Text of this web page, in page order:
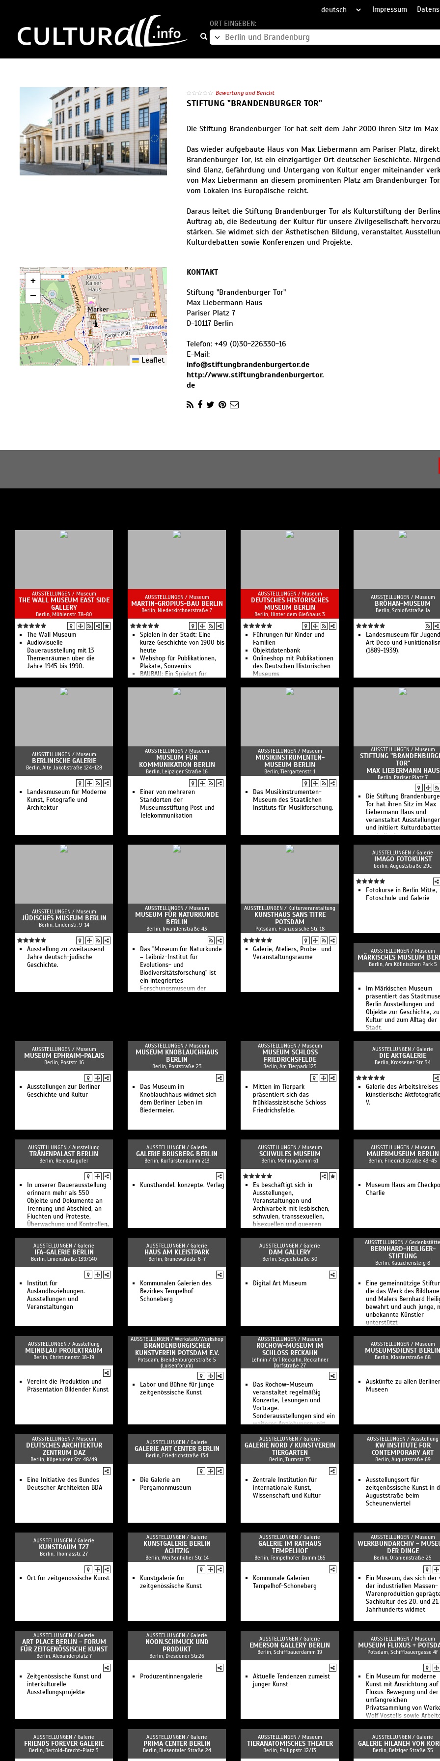
Impressum
ORT EINGEBEN:
Bewertung und Bericht
STIFTUNG "BRANDENBURGER TOR"
Die Stiftung Brandenburger Tor hat seit dem Jahr 2000 ihren Sitz im Max
Das wieder aufgebaute Haus von Max Liebermann am Pariser Platz,
Brandenburger Tor, ist ein einzigartiger Ort deutscher Geschichte.
sind Glanz, Gefährdung und Untergang von Kultur enger miteinander
von Max Liebermann an diesem prominenten Platz am Brandenburger
vom Lokalen ins Europäische reicht.
Daraus leitet die Stiftung Brandenburger Tor als Kulturstiftung der
Auftrag ab, die Bedeutung der Kultur für unsere Zivilgesellschaft
stärken. Sie widmet sich der Ästhetischen Bildung, veranstaltet
Kulturdebatten sowie Konferenzen und Projekte.
+
−
Leaflet
KONTAKT
Stiftung "Brandenburger Tor"
Max Liebermann Haus
Pariser Platz 7
D-10117 Berlin
Telefon: +49 (0)30-226330-16
E-Mail:
info@stiftungbrandenburgertor.de
http://www.stiftungbrandenburgertor.
de
AUSSTELLUNGEN / Museum
THE WALL MUSEUM EAST SIDE
GALLERY
Berlin, Mühlenstr. 78-80
The Wall Museum
Audiovisuelle
Dauerausstellung mit 13
Themenräumen über die
Jahre 1945 bis 1990.
AUSSTELLUNGEN / Museum
MARTIN-GROPIUS-BAU BERLIN
Berlin, Niederkirchnerstraße 7
Spielen in der Stadt: Eine
kurze Geschichte von 1900 bis
heute
Webshop für Publikationen,
Plakate, Souvenirs
BAUBAU: Ein Spielort für
Außergewöhnliche
Themenausstellungen zur
AUSSTELLUNGEN / Museum
DEUTSCHES HISTORISCHES
MUSEUM BERLIN
Berlin, Hinter dem Gießhaus 3
Führungen für Kinder und
Familien
Objektdatenbank
Onlineshop mit Publikationen
des Deutschen Historischen
Museums
Museum ist Deutschlands
AUSSTELLUNGEN / Museum
BRÖHAN-MUSEUM
Berlin, Schloßstraße 1a
Landesmuseum für
Art Deco und
(1889-1939).
AUSSTELLUNGEN / Museum
BERLINISCHE GALERIE
Berlin, Alte Jakobstraße 124-128
Landesmuseum für Moderne
Kunst, Fotografie und
Architektur
AUSSTELLUNGEN / Museum
MUSEUM FÜR
KOMMUNIKATION BERLIN
Berlin, Leipziger Straße 16
Einer von mehreren
Standorten der
Museumsstiftung Post und
Telekommunikation
AUSSTELLUNGEN / Museum
MUSIKINSTRUMENTEN-
MUSEUM BERLIN
Berlin, Tiergartenstr. 1
Das Musikinstrumenten-
Museum des Staatlichen
Instituts für Musikforschung.
AUSSTELLUNGEN / Museum
STIFTUNG
TOR"
MAX LIEBERMANN HAUS
Berlin, Pariser Platz 7
Die Stiftung
Tor hat ihren Sitz im Max
Liebermann Haus und
veranstaltet
und initiiert
sowie Konferenzen und
Projekte.
AUSSTELLUNGEN / Museum
JÜDISCHES MUSEUM BERLIN
Berlin, Lindenstr. 9-14
Ausstellung zu zweitausend
Jahre deutsch-jüdische
Geschichte.
AUSSTELLUNGEN / Museum
MUSEUM FÜR NATURKUNDE
BERLIN
Berlin, Invalidenstraße 43
Das "Museum für Naturkunde
– Leibniz-Institut für
Evolutions- und
Biodiversitätsforschung" ist
ein integriertes
Forschungsmuseum der
AUSSTELLUNGEN / Kulturveranstaltung
KUNSTHAUS SANS TITRE
POTSDAM
Potsdam, Französische Str. 18
Galerie, Ateliers, Probe- und
Veranstaltungsräume
AUSSTELLUNGEN / Galerie
IMAGO FOTOKUNST
berlin, Auguststraße 29c
Fotokurse in Berlin Mitte,
Fotoschule und Galerie
AUSSTELLUNGEN / Museum
MÄRKISCHES MUSEUM
Berlin, Am Köllnischen Park 5
Im Märkischen Museum
präsentiert das
Berlin Ausstellungen und
Objekte zur Geschichte,
Kultur und zum Alltag der
Stadt.
AUSSTELLUNGEN / Museum
MUSEUM EPHRAIM-PALAIS
Berlin, Poststr. 16
Ausstellungen zur Berliner
Geschichte und Kultur
AUSSTELLUNGEN / Museum
MUSEUM KNOBLAUCHHAUS
BERLIN
Berlin, Poststraße 23
Das Museum im
Knoblauchhaus widmet sich
dem Berliner Leben im
Biedermeier.
AUSSTELLUNGEN / Museum
MUSEUM SCHLOSS
FRIEDRICHSFELDE
Berlin, Am Tierpark 125
Mitten im Tierpark
präsentiert sich das
frühklassizistische Schloss
Friedrichsfelde.
AUSSTELLUNGEN / Galerie
DIE AKTGALERIE
Berlin, Krossener Str. 34
Galerie des Arbeitskreises
künstlerische
V.
AUSSTELLUNGEN / Ausstellung
TRÄNENPALAST BERLIN
Berlin, Reichstagufer
In unserer Dauerausstellung
erinnern mehr als 550
Objekte und Dokumente an
Trennung und Abschied, an
Fluchten und Proteste,
Überwachung und Kontrollen.
AUSSTELLUNGEN / Galerie
GALERIE BRUSBERG BERLIN
Berlin, Kurfürstendamm 213
Kunsthandel. konzepte. Verlag
AUSSTELLUNGEN / Museum
SCHWULES MUSEUM
Berlin, Mehringdamm 61
Es beschäftigt sich in
Ausstellungen,
Veranstaltungen und
Archivarbeit mit lesbischen,
schwulen, transsexuellen,
bisexuellen und queeren
und Konzepten in Geschichte,
Kunst und Kultur
AUSSTELLUNGEN / Museum
MAUERMUSEUM BERLIN
Berlin, Friedrichstraße 43-45
Museum Haus am
Charlie
AUSSTELLUNGEN / Galerie
IFA-GALERIE BERLIN
Berlin, Linienstraße 139/140
Institut für
Auslandbsziehungen.
Ausstellungen und
Veranstaltungen
AUSSTELLUNGEN / Galerie
HAUS AM KLEISTPARK
Berlin, Grunewaldstr. 6-7
Kommunalen Galerien des
Bezirkes Tempelhof-
Schöneberg
AUSSTELLUNGEN / Galerie
DAM GALLERY
Berlin, Seydelstraße 30
Digital Art Museum
AUSSTELLUNGEN / Gedenkstätte
BERNHARD-HEILIGER-
STIFTUNG
Berlin, Käuzchensteig 8
Eine gemeinnützige
die das Werk des
und Malers Bernhard
bewahrt und auch junge,
unbekannte Künstler
unterstützt
AUSSTELLUNGEN / Ausstellung
MEINBLAU PROJEKTRAUM
Berlin, Christinenstr. 18-19
Vereint die Produktion und
Präsentation Bildender Kunst
AUSSTELLUNGEN / Werkstatt/Workshop
BRANDENBURGISCHER
KUNSTVEREIN POTSDAM E.V.
Potsdam, Brendenburgerstraße 5
(Luisenforum)
Labor und Bühne für junge
zeitgenössische Kunst
AUSSTELLUNGEN / Museum
ROCHOW-MUSEUM IM
SCHLOSS RECKAHN
Lehnin / OrT Reckahn, Reckahner
Dorfstraße 27
Das Rochow-Museum
veranstaltet regelmäßig
Konzerte, Lesungen und
Vorträge.
Sonderausstellungen sind ein
weiterer Anziehungspunkt
AUSSTELLUNGEN / Museum
MUSEUMSDIENST BERLIN
Berlin, Klosterstraße 68
Auskünfte zu allen Berliner
Museen
AUSSTELLUNGEN / Museum
DEUTSCHES ARCHITEKTUR
ZENTRUM DAZ
Berlin, Köpenicker Str. 48/49
Eine Initiative des Bundes
Deutscher Architekten BDA
AUSSTELLUNGEN / Galerie
GALERIE ART CENTER BERLIN
Berlin, Friedrichstraße 134
Die Galerie am
Pergamonmuseum
AUSSTELLUNGEN / Galerie
GALERIE NORD / KUNSTVEREIN
TIERGARTEN
Berlin, Turmstr. 75
Zentrale Institution für
internationale Kunst,
Wissenschaft und Kultur
AUSSTELLUNGEN / Ausstellung
KW INSTITUTE FOR
CONTEMPORARY ART
Berlin, Auguststraße 69
Ausstellungsort für
zeitgenössische Kunst in
Auguststraße beim
Scheunenviertel
AUSSTELLUNGEN / Galerie
KUNSTRAUM T27
Berlin, Thomasstr. 27
Ort für zeitgenössische Kunst
AUSSTELLUNGEN / Galerie
KUNSTGALERIE BERLIN
ACHTZIG
Berlin, Weißenhöher Str. 14
Kunstgalerie für
zeitgenössische Kunst
AUSSTELLUNGEN / Galerie
GALERIE IM RATHAUS
TEMPELHOF
Berlin, Tempelhofer Damm 165
Kommunale Galerien
Tempelhof-Schöneberg
AUSSTELLUNGEN / Museum
WERKBUNDARCHIV -
DER DINGE
Berlin, Oranienstraße 25
Ein Museum, das sich der
der industriellen Massen-
Warenproduktion
Sachkultur des 20. und 21.
Jahrhunderts widmet
AUSSTELLUNGEN / Galerie
ART PLACE BERLIN - FORUM
FÜR ZEITGENÖSSISCHE KUNST
Berlin, Alexanderplatz 7
Zeitgenössische Kunst und
interkulturelle
Ausstellungsprojekte
AUSSTELLUNGEN / Galerie
NOON.SCHMUCK UND
PRODUKT
Berlin, Dresdener Str.26
Produzentinnengalerie
AUSSTELLUNGEN / Galerie
EMERSON GALLERY BERLIN
Berlin, Schiffbauerdamm 19
Aktuelle Tendenzen zumeist
junger Kunst
AUSSTELLUNGEN / Museum
MUSEUM FLUXUS +
Potsdam, Schiffbauergasse 4f
Ein Museum für moderne
Kunst mit Ausrichtung auf
Fluxus-Bewegung und der
umfangreichen
Privatsammlung von
Wolf Vostells sowie
AUSSTELLUNGEN / Galerie
FRIENDS FOREVER GALERIE
Berlin, Bertold-Brecht-Platz 3
AUSSTELLUNGEN / Galerie
PRIMA CENTER BERLIN
Berlin, Biesentaler Straße 24
AUSSTELLUNGEN / Museum
TIERANATOMISCHES THEATER
Berlin, Philippstr. 12/13
AUSSTELLUNGEN / Galerie
GALERIE HILANEH VON
Berlin, Belziger Straße 35